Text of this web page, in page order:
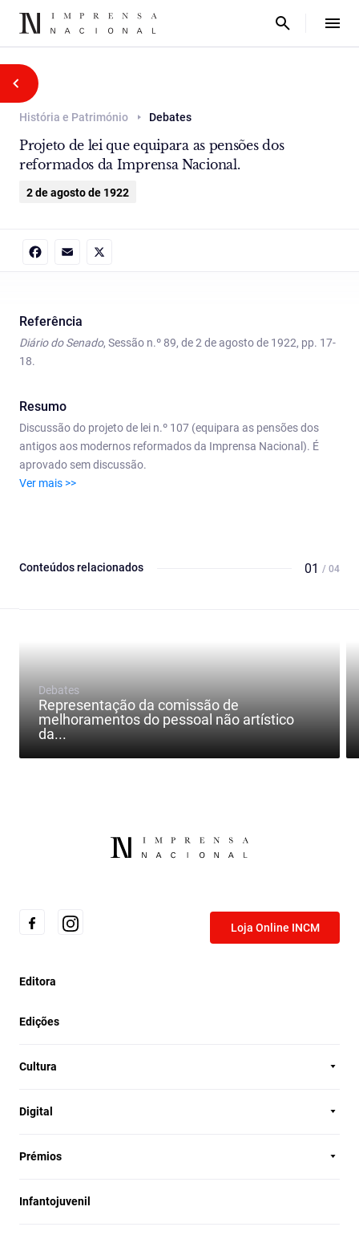
História e Património Debates
Projeto de lei que equipara as pensões dos
reformados da Imprensa Nacional.
2 de agosto de 1922
Referência
Diário do Senado, Sessão n.º 89, de 2 de agosto de 1922, pp. 17-
18.
Resumo
Discussão do projeto de lei n.º 107 (equipara as pensões dos
antigos aos modernos reformados da Imprensa Nacional). É
aprovado sem discussão.
Ver mais >>
Conteúdos relacionados 01 / 04
Debates
Representação da comissão de
melhoramentos do pessoal não artístico
da...
Loja Online INCM
Editora
Edições
Cultura
Digital
Prémios
Infantojuvenil